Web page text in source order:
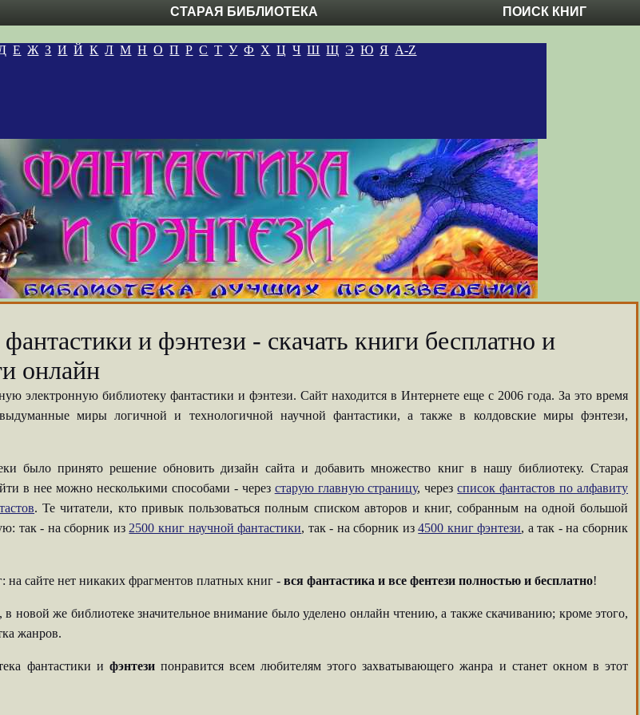
СТАРАЯ БИБЛИОТЕКА ПОИСК КНИГ
Е Ж З И Й К Л М Н О П Р С Т У Ф Х Ц Ч Ш Щ Э Ю Я A-Z
и фэнтези - скачать книги бесплатно и
онлайн
электронную библиотеку фантастики и фэнтези. Сайт находится в Интернете еще с 2006 года. За это время
миры логичной и технологичной научной фантастики, а также в колдовские миры фэнтези,
было принято решение обновить дизайн сайта и добавить множество книг в нашу библиотеку. Старая
в нее можно несколькими способами - через старую главную страницу, черезсписок фантастов по алфавиту
. Те читатели, кто привык пользоваться полным списком авторов и книг, собранным на одной большой
так - на сборник из 2500 книг научной фантастики, так - на сборник из4500 книг фэнтези, а так - на сборник
на сайте нет никаких фрагментов платных книг - вся фантастика и все фентези полностью и бесплатно!
в новой же библиотеке значительное внимание было уделено онлайн чтению, а также скачиванию; кроме этого,
жанров.
фантастики и фэнтезипонравится всем любителям этого захватывающего жанра и станет окном в этот